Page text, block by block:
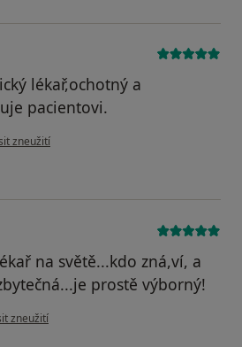
lékař,ochotný a
pacientovi.
uživatele pacient
zneužití
na světě...kdo zná,ví, a
prostě výborný!
uživatele pacient
zneužití